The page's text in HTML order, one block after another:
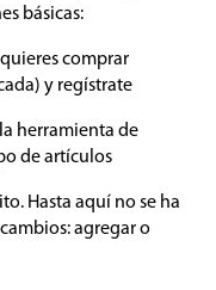
básicas:
comprar
y regístrate
herramienta de
de artículos
Hasta aquí no se ha
agregar o